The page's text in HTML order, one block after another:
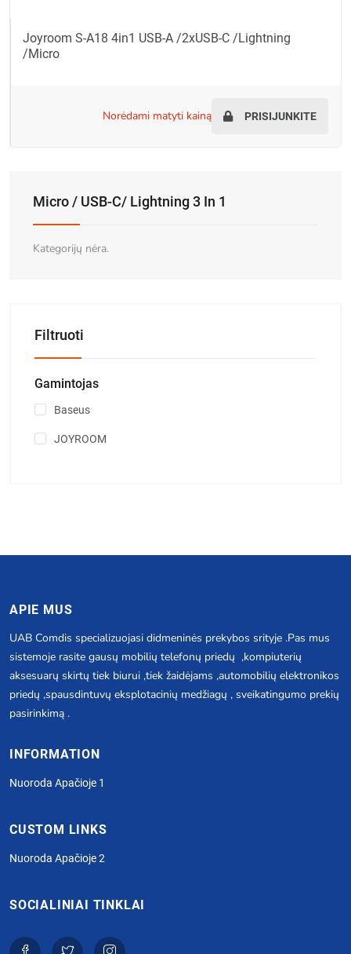
Joyroom S-A18 4in1 USB-A /2xUSB-C /Lightning
/Micro
norėdami matyti kainą PRISIJUNKITE
Micro / USB-C/ Lightning 3 In 1
Kategorijų nėra.
Filtruoti
Gamintojas
Baseus
JOYROOM
APIE MUS
UAB Comdis specializuojasi didmeninės prekybos srityje .Pas mus
sistemoje rasite gausų mobilių telefonų priedų ,kompiuterių
aksesuarų skirtų tiek biurui ,tiek žaidėjams ,automobilių elektronikos
priedų ,spausdintuvų eksplotacinių medžiagų , sveikatingumo prekių
pasirinkimą .
INFORMATION
Nuoroda Apačioje 1
CUSTOM LINKS
Nuoroda Apačioje 2
SOCIALINIAI TINKLAI